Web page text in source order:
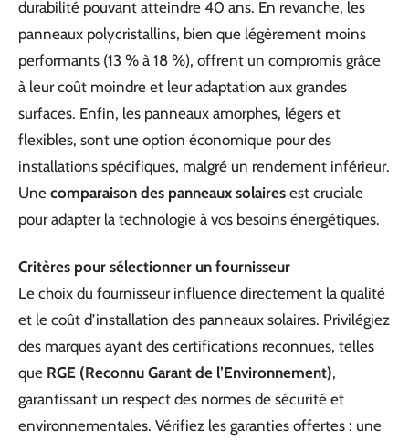
durabilité pouvant atteindre 40 ans. En revanche, les
panneaux polycristallins, bien que légèrement moins
performants (13 % à 18 %), offrent un compromis grâce
à leur coût moindre et leur adaptation aux grandes
surfaces. Enfin, les panneaux amorphes, légers et
flexibles, sont une option économique pour des
installations spécifiques, malgré un rendement inférieur.
Une comparaison des panneaux solaires est cruciale
pour adapter la technologie à vos besoins énergétiques.
Critères pour sélectionner un fournisseur
Le choix du fournisseur influence directement la qualité
et le coût d’installation des panneaux solaires. Privilégiez
des marques ayant des certifications reconnues, telles
que RGE (Reconnu Garant de l’Environnement),
garantissant un respect des normes de sécurité et
environnementales. Vérifiez les garanties offertes : une